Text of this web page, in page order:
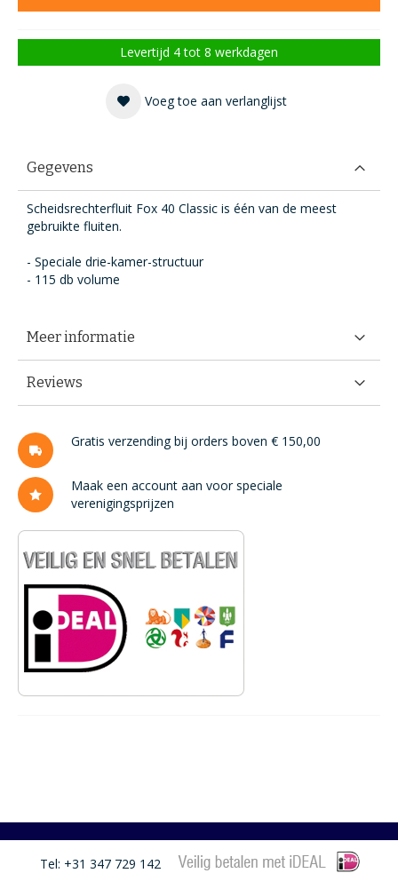
Levertijd 4 tot 8 werkdagen
Voeg toe aan verlanglijst
Gratis verzending bij orders boven € 150,00
Maak een account aan voor speciale
verenigingsprijzen
Gegevens
Scheidsrechterfluit Fox 40 Classic is één van de meest
gebruikte fluiten.
- Speciale drie-kamer-structuur
- 115 db volume
Meer informatie
Reviews
Tel: +31 347 729 142